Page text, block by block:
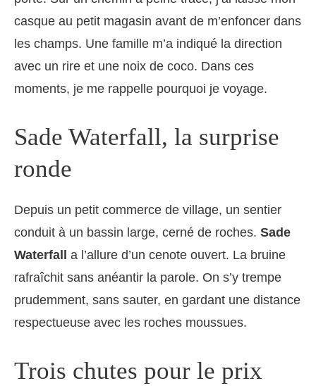
casque au petit magasin avant de m’enfoncer dans
les champs. Une famille m’a indiqué la direction
avec un rire et une noix de coco. Dans ces
moments, je me rappelle pourquoi je voyage.
Sade Waterfall, la surprise
ronde
Depuis un petit commerce de village, un sentier
conduit à un bassin large, cerné de roches. Sade
Waterfall
a l’allure d’un cenote ouvert. La bruine
rafraîchit sans anéantir la parole. On s’y trempe
prudemment, sans sauter, en gardant une distance
respectueuse avec les roches moussues.
Trois chutes pour le prix